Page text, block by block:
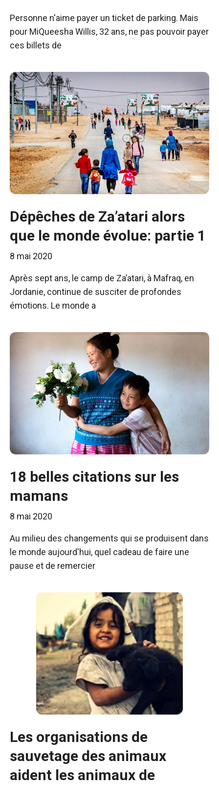
Personne n'aime payer un ticket de parking. Mais
pour MiQueesha Willis, 32 ans, ne pas pouvoir payer
ces billets de
Dépêches de Za’atari alors
que le monde évolue: partie 1
8 mai 2020
Après sept ans, le camp de Za’atari, à Mafraq, en
Jordanie, continue de susciter de profondes
émotions. Le monde a
18 belles citations sur les
mamans
8 mai 2020
Au milieu des changements qui se produisent dans
le monde aujourd'hui, quel cadeau de faire une
pause et de remercier
Les organisations de
sauvetage des animaux
aident les animaux de